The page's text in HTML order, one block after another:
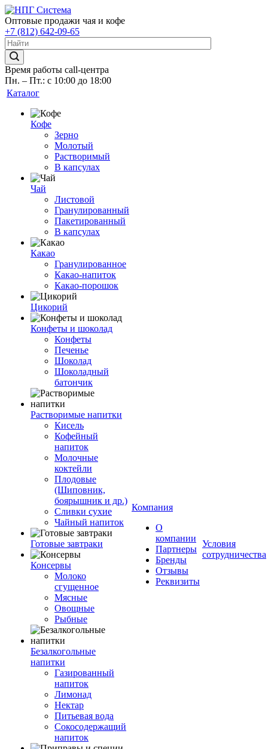
Оптовые продажи чая и кофе
+7 (812) 642-09-65
Время работы call-центра
Пн. – Пт.: с 10:00 до 18:00
Каталог
Кофе
Зерно
Молотый
Растворимый
В капсулах
Чай
Листовой
Гранулированный
Пакетированный
В капсулах
Какао
Гранулированное
Какао-напиток
Какао-порошок
Цикорий
Конфеты и шоколад
Конфеты
Печенье
Шоколад
Шоколадный
батончик
Растворимые напитки
Кисель
Кофейный
напиток
Молочные
коктейли
Плодовые
(Шиповник,
боярышник и др.)
Сливки сухие
Чайный напиток
Готовые завтраки
Консервы
Молоко
сгущенное
Мясные
Овощные
Рыбные
Безалкогольные
напитки
Газированный
напиток
Лимонад
Нектар
Питьевая вода
Сокосодержащий
напиток
Компания
О
компании
Партнеры
Бренды
Отзывы
Реквизиты
Условия
сотрудничества